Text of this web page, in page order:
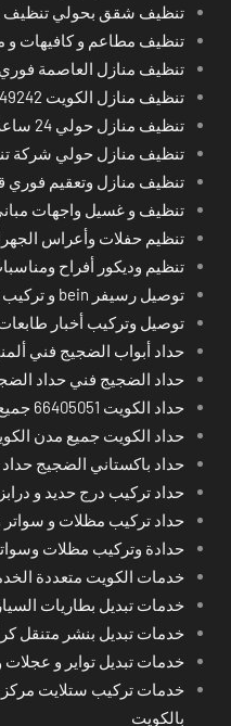
تنظيف شقق بحولي تنظيف
تنظيف مطاعم و كافيهات
تنظيف منازل العاصمة فوري
تنظيف منازل الكويت 55549242
تنظيف منازل حولي 24 ساعة خدمة تنظيف المساجد في حولي
تنظيف منازل حولي شركة
تنظيف منازل وتعقيم
تنظيف و غسيل واجهات
تنظيم حفلات وأعراس
تنظيم وديكور أفراح
توصيل رسيفر bein و تركيب ستلايت و رسيفرات في الكويت
توصيل وتركيب أخبار
حداد أبواب الضجيج فني
حداد الضجيج فني حداد
حداد الكويت 66405051 جميع مدن الكويت
حداد الكويت جميع مدن
حداد باكستاني الضجيج
حداد تركيب درج حديد و
حداد تركيب مظلات و سواتر
حدادة وتركيب مظلات
خدمات الكويت متعددة
خدمات تبديل بطاريات
خدمات تبديل بنشر متنقل
خدمات تبديل تواير و
خدمات تركيب ستلايت
بالكويت